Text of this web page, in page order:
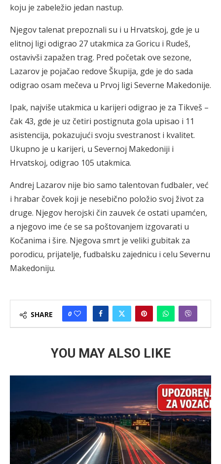
koju je zabeležio jedan nastup.
Njegov talenat prepoznali su i u Hrvatskoj, gde je u
elitnoj ligi odigrao 27 utakmica za Goricu i Rudeš,
ostavivši zapažen trag. Pred početak ove sezone,
Lazarov je pojačao redove Škupija, gde je do sada
odigrao osam mečeva u Prvoj ligi Severne Makedonije.
Ipak, najviše utakmica u karijeri odigrao je za Tikveš –
čak 43, gde je uz četiri postignuta gola upisao i 11
asistencija, pokazujući svoju svestranost i kvalitet.
Ukupno je u karijeri, u Severnoj Makedoniji i
Hrvatskoj, odigrao 105 utakmica.
Andrej Lazarov nije bio samo talentovan fudbaler, već
i hrabar čovek koji je nesebično položio svoj život za
druge. Njegov herojski čin zauvek će ostati upamćen,
a njegovo ime će se sa poštovanjem izgovarati u
Kočanima i šire. Njegova smrt je veliki gubitak za
porodicu, prijatelje, fudbalsku zajednicu i celu Severnu
Makedoniju.
SHARE 0
YOU MAY ALSO LIKE